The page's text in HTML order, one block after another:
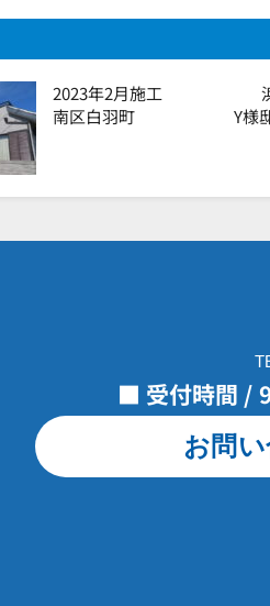
2023年2月施工 浜
南区白羽町 Y様
■ 受付時間 /
お問